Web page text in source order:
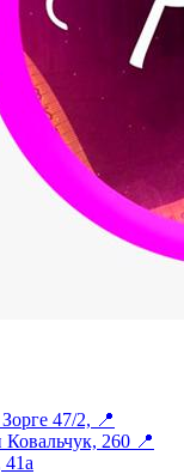
47/2, 📍
260 📍